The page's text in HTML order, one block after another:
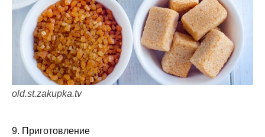
old.st.zakupka.tv
9. Приготовление